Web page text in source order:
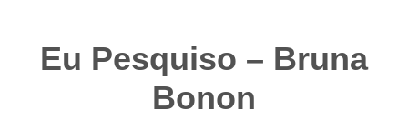
Eu Pesquiso – Bruna
Bonon